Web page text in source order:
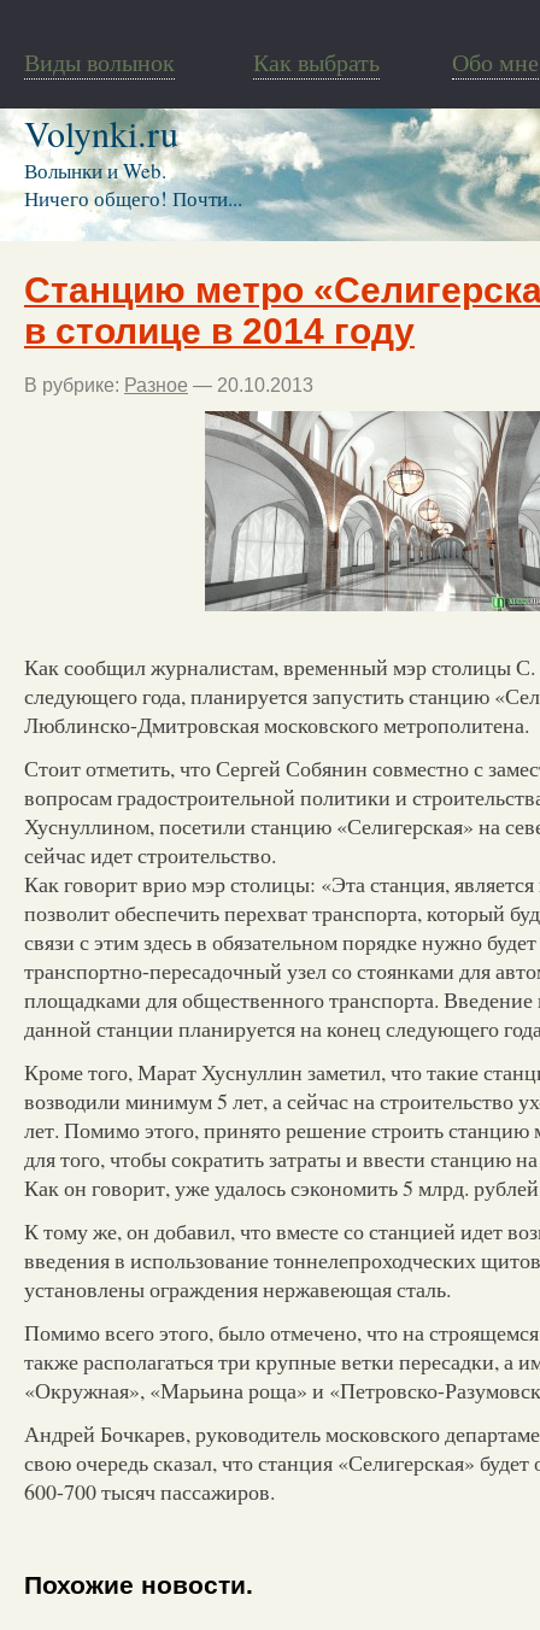
Виды волынок Как выбрать Обо мне
Volynki.ru
Волынки и Web.
Ничего общего! Почти...
Станцию метро
в столице в 2014 году
В рубрике: Разное — 20.10.2013
Как сообщил журналистам, временный мэр столицы
следующего года, планируется запустить станцию
Люблинско-Дмитровская московского метрополитена.
Стоит отметить, что Сергей Собянин совместно с
вопросам градостроительной политики и
Хуснуллином, посетили станцию «Селигерская» на
сейчас идет строительство.
Как говорит врио мэр столицы: «Эта станция,
позволит обеспечить перехват транспорта, который
связи с этим здесь в обязательном порядке нужно
транспортно-пересадочный узел со стоянками для
площадками для общественного транспорта.
данной станции планируется на конец следующего
Кроме того, Марат Хуснуллин заметил, что такие
возводили минимум 5 лет, а сейчас на строительство
лет. Помимо этого, принято решение строить станцию
для того, чтобы сократить затраты и ввести станцию
Как он говорит, уже удалось сэкономить 5 млрд.
К тому же, он добавил, что вместе со станцией идет
введения в использование тоннелепроходческих
установлены ограждения нержавеющая сталь.
Помимо всего этого, было отмечено, что на
также располагаться три крупные ветки пересадки, а
«Окружная», «Марьина роща» и «Петровско-
Андрей Бочкарев, руководитель московского
свою очередь сказал, что станция «Селигерская»
600-700 тысяч пассажиров.
Похожие новости.